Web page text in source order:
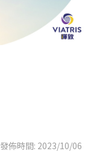
發佈時間: 2023/10/06